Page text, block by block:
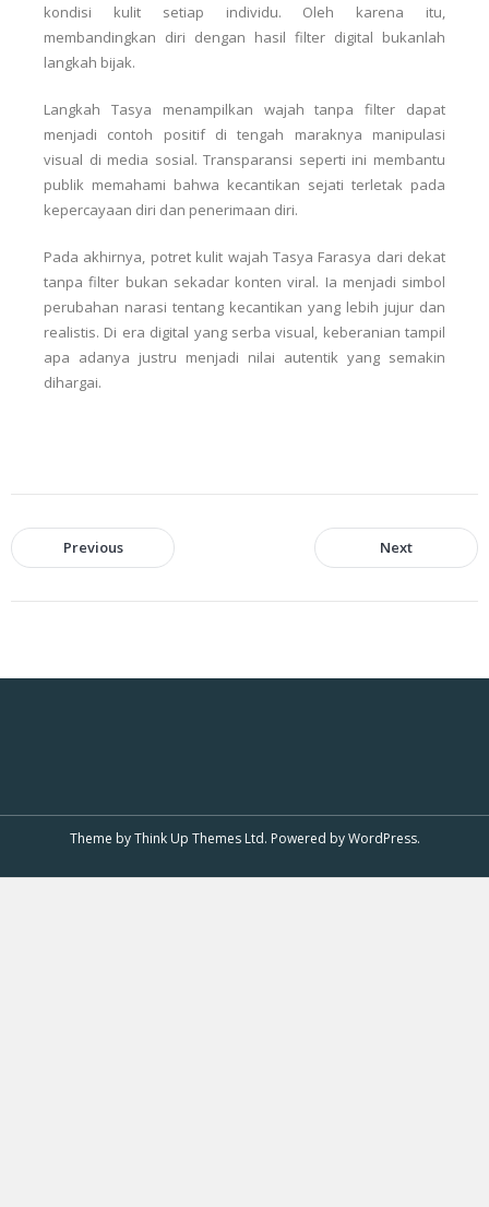
kondisi kulit setiap individu. Oleh karena itu,
membandingkan diri dengan hasil filter digital bukanlah
langkah bijak.
Langkah Tasya menampilkan wajah tanpa filter dapat
menjadi contoh positif di tengah maraknya manipulasi
visual di media sosial. Transparansi seperti ini membantu
publik memahami bahwa kecantikan sejati terletak pada
kepercayaan diri dan penerimaan diri.
Pada akhirnya, potret kulit wajah Tasya Farasya dari dekat
tanpa filter bukan sekadar konten viral. Ia menjadi simbol
perubahan narasi tentang kecantikan yang lebih jujur dan
realistis. Di era digital yang serba visual, keberanian tampil
apa adanya justru menjadi nilai autentik yang semakin
dihargai.
Previous Next
Theme byThink Up Themes Ltd. Powered byWordPress.